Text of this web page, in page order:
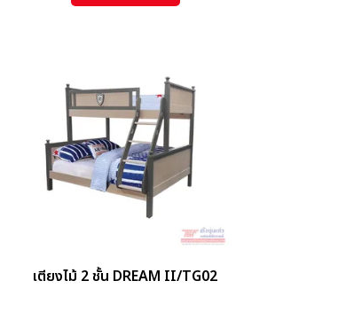
เตียงไม้ 2 ชั้น DREAM II/TG02